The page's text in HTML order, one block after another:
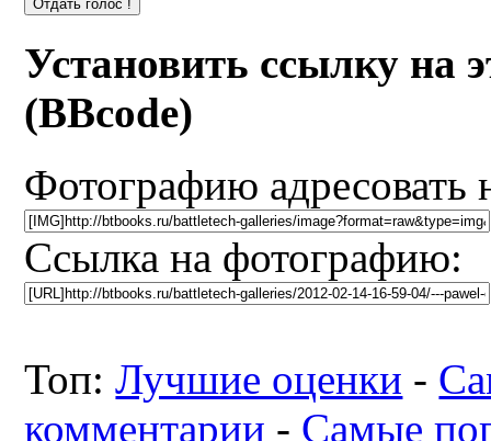
Установить ссылку на
(BBcode)
Фотографию
Ссылка на фотографию:
Топ:Лучшие оценки -
комментарии - Самые